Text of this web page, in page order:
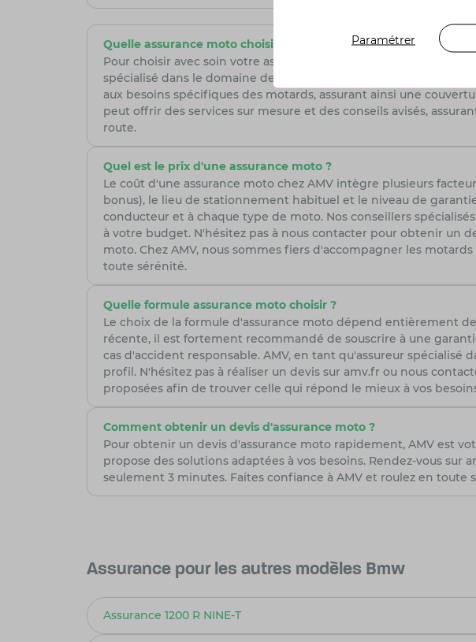
Quelle assurance moto choisir ?
Pour choisir avec soin votre assurance moto, il est primordial de
spécialisé dans le domaine de la moto, est une option à
aux besoins spécifiques des motards, assurant ainsi une
peut offrir des services sur mesure et des conseils avisés,
route.
Quel est le prix d'une assurance moto ?
Le coût d'une assurance moto chez AMV intègre plusieurs
bonus), le lieu de stationnement habituel et le niveau de
conducteur et à chaque type de moto. Nos conseillers
à votre budget. N'hésitez pas à nous contacter pour obtenir un
moto. Chez AMV, nous sommes fiers d'accompagner les
toute sérénité.
Quelle formule assurance moto choisir ?
Le choix de la formule d'assurance moto dépend entièrement
récente, il est fortement recommandé de souscrire à une
cas d'accident responsable. AMV, en tant qu'assureur
profil. N'hésitez pas à réaliser un devis sur amv.fr ou nous
proposées afin de trouver celle qui répond le mieux à vos
Comment obtenir un devis d'assurance moto ?
Pour obtenir un devis d'assurance moto rapidement, AMV est
propose des solutions adaptées à vos besoins. Rendez-vous
seulement 3 minutes. Faites confiance à AMV et roulez en
Assurance pour les autres modèles Bmw
Assurance 1200 R NINE-T
Paramétrer